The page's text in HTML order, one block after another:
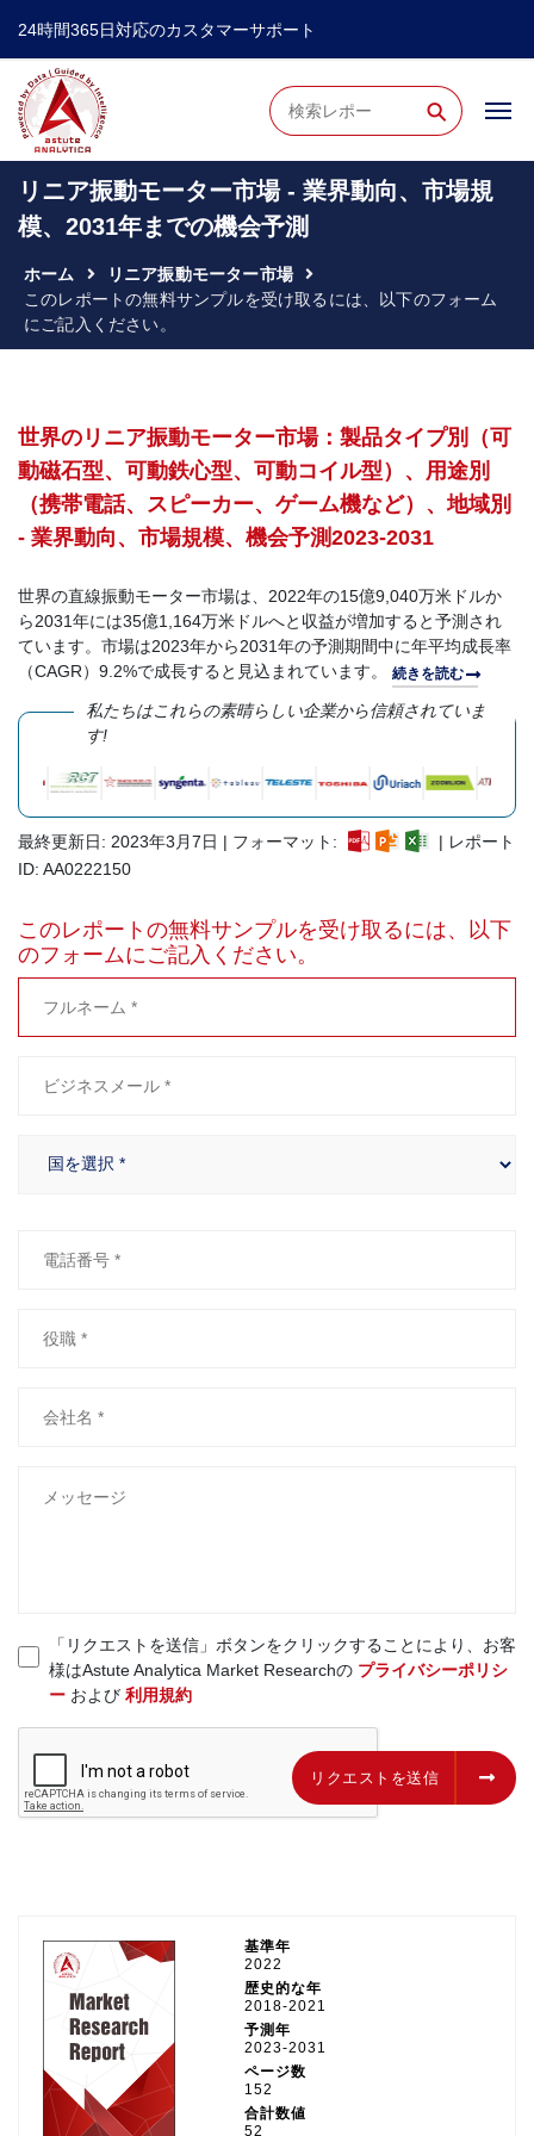
24時間365日対応のカスタマーサポート
⚲
リニア振動モーター市場 - 業界動向、市場規
模、2031年までの機会予測
ホーム
リニア振動モーター市場
このレポートの無料サンプルを受け取るには、以下のフォーム
にご記入ください。
世界のリニア振動モーター市場：製品タイプ別（可
動磁石型、可動鉄心型、可動コイル型）、用途別
（携帯電話、スピーカー、ゲーム機など）、地域別
- 業界動向、市場規模、機会予測2023-2031
世界の直線振動モーター市場は、2022年の15億9,040万米ドルか
ら2031年には35億1,164万米ドルへと収益が増加すると予測され
ています。市場は2023年から2031年の予測期間中に年平均成長率
（CAGR）9.2%で成長すると見込まれています。 続きを読む
私たちはこれらの素晴らしい企業から信頼されていま
す!
最終更新日: 2023年3月7日 | フォーマット:
| レポート
ID: AA0222150
このレポートの無料サンプルを受け取るには、以下
のフォームにご記入ください。
「リクエストを送信」ボタンをクリックすることにより、お客
様はAstute Analytica Market Researchの プライバシーポリシ
ーおよび 利用規約
リクエストを送信 リクエストを送信
基準年
2022
歴史的な年
2018-2021
予測年
2023-2031
ページ数
152
合計数値
52